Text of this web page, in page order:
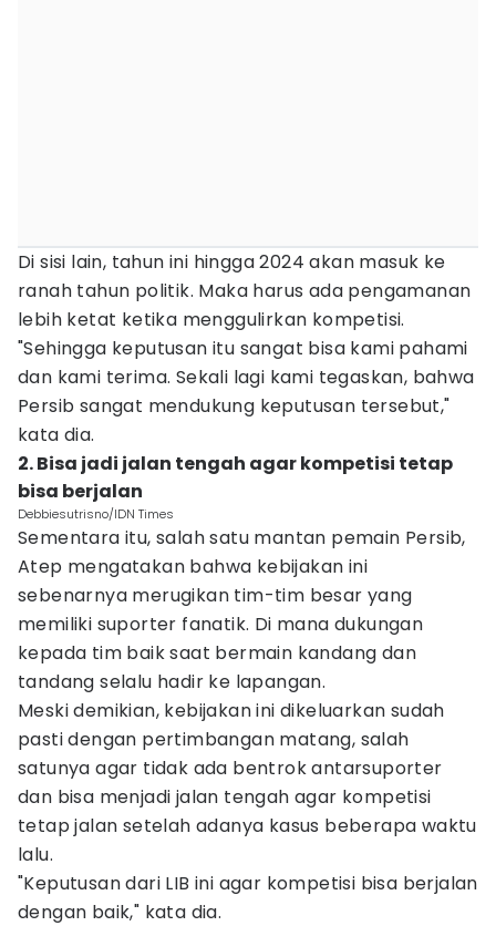
Di sisi lain, tahun ini hingga 2024 akan masuk ke
ranah tahun politik. Maka harus ada pengamanan
lebih ketat ketika menggulirkan kompetisi.
"Sehingga keputusan itu sangat bisa kami pahami
dan kami terima. Sekali lagi kami tegaskan, bahwa
Persib sangat mendukung keputusan tersebut,"
kata dia.
2. Bisa jadi jalan tengah agar kompetisi tetap
bisa berjalan
Debbiesutrisno/IDN Times
Sementara itu, salah satu mantan pemain Persib,
Atep mengatakan bahwa kebijakan ini
sebenarnya merugikan tim-tim besar yang
memiliki suporter fanatik. Di mana dukungan
kepada tim baik saat bermain kandang dan
tandang selalu hadir ke lapangan.
Meski demikian, kebijakan ini dikeluarkan sudah
pasti dengan pertimbangan matang, salah
satunya agar tidak ada bentrok antarsuporter
dan bisa menjadi jalan tengah agar kompetisi
tetap jalan setelah adanya kasus beberapa waktu
lalu.
"Keputusan dari LIB ini agar kompetisi bisa berjalan
dengan baik," kata dia.